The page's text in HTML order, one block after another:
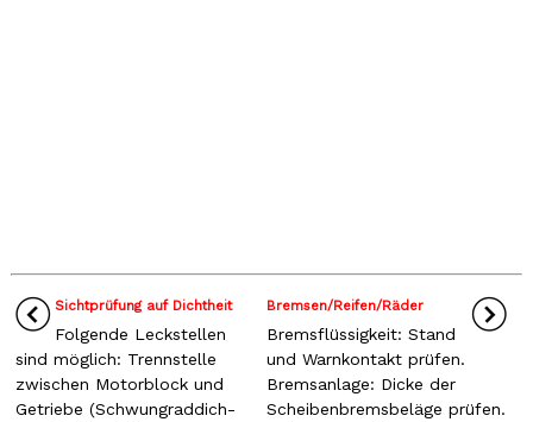
Sichtprüfung auf Dichtheit
Folgende Leckstellen
sind möglich: Trennstelle
zwischen Motorblock und
Getriebe (Schwungraddich-
Bremsen/Reifen/Räder
Bremsflüssigkeit: Stand
und Warnkontakt prüfen.
Bremsanlage: Dicke der
Scheibenbremsbeläge prüfen.